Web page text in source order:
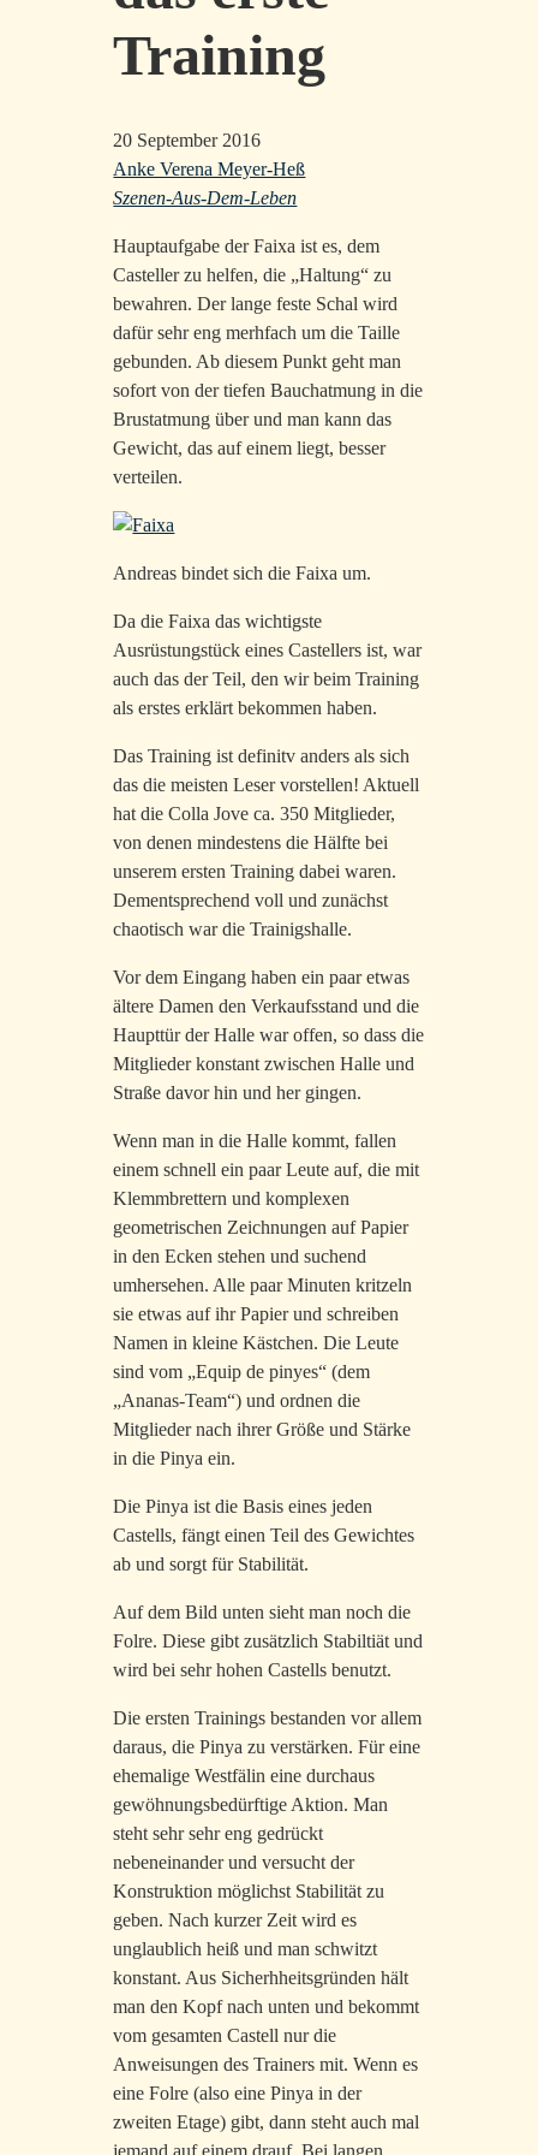
Training
20 September 2016
Anke Verena Meyer-Heß
Szenen-Aus-Dem-Leben
Hauptaufgabe der Faixa ist es, dem
Casteller zu helfen, die „Haltung“ zu
bewahren. Der lange feste Schal wird
dafür sehr eng merhfach um die Taille
gebunden. Ab diesem Punkt geht man
sofort von der tiefen Bauchatmung in die
Brustatmung über und man kann das
Gewicht, das auf einem liegt, besser
verteilen.
Andreas bindet sich die Faixa um.
Da die Faixa das wichtigste
Ausrüstungstück eines Castellers ist, war
auch das der Teil, den wir beim Training
als erstes erklärt bekommen haben.
Das Training ist definitv anders als sich
das die meisten Leser vorstellen! Aktuell
hat die Colla Jove ca. 350 Mitglieder,
von denen mindestens die Hälfte bei
unserem ersten Training dabei waren.
Dementsprechend voll und zunächst
chaotisch war die Trainigshalle.
Vor dem Eingang haben ein paar etwas
ältere Damen den Verkaufsstand und die
Haupttür der Halle war offen, so dass die
Mitglieder konstant zwischen Halle und
Straße davor hin und her gingen.
Wenn man in die Halle kommt, fallen
einem schnell ein paar Leute auf, die mit
Klemmbrettern und komplexen
geometrischen Zeichnungen auf Papier
in den Ecken stehen und suchend
umhersehen. Alle paar Minuten kritzeln
sie etwas auf ihr Papier und schreiben
Namen in kleine Kästchen. Die Leute
sind vom „Equip de pinyes“ (dem
„Ananas-Team“) und ordnen die
Mitglieder nach ihrer Größe und Stärke
in die Pinya ein.
Die Pinya ist die Basis eines jeden
Castells, fängt einen Teil des Gewichtes
ab und sorgt für Stabilität.
Auf dem Bild unten sieht man noch die
Folre. Diese gibt zusätzlich Stabiltiät und
wird bei sehr hohen Castells benutzt.
Die ersten Trainings bestanden vor allem
daraus, die Pinya zu verstärken. Für eine
ehemalige Westfälin eine durchaus
gewöhnungsbedürftige Aktion. Man
steht sehr sehr eng gedrückt
nebeneinander und versucht der
Konstruktion möglichst Stabilität zu
geben. Nach kurzer Zeit wird es
unglaublich heiß und man schwitzt
konstant. Aus Sicherhheitsgründen hält
man den Kopf nach unten und bekommt
vom gesamten Castell nur die
Anweisungen des Trainers mit. Wenn es
eine Folre (also eine Pinya in der
zweiten Etage) gibt, dann steht auch mal